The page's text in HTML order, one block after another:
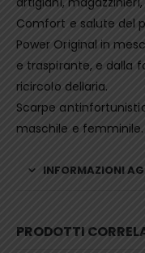
Comfort e salute del
Power Original in
e traspirante, e dalla
ricircolo dellaria.
Scarpe
maschile e femminile.
INFORMAZIONI
PRODOTTI